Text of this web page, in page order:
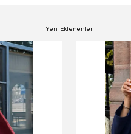
Yeni Eklenenler